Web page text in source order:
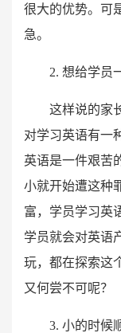
很大的优势。可
急。
2. 想给学员
这样说的家
对学习英语有一
英语是一件艰苦
小就开始遭这种
富，学员学习英
学员就会对英语
玩，都在探索这
又何尝不可呢？
3. 小的时候